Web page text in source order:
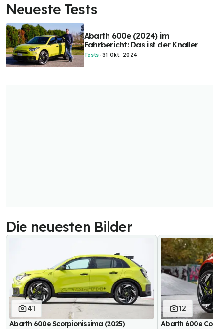
Neueste Tests
Abarth 600e (2024) im
Fahrbericht: Das ist der Knaller
Tests-31 Okt. 2024
Die neuesten Bilder
41
Abarth 600e Scorpionissima (2025)
12
Abarth 600e